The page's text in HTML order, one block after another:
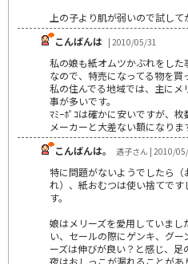
上の子より肌が弱いので試して
こんばんは | 2010/05/31
私の娘も紙オムツかぶれをした
なので、特売になってる物を買
私の住んでる地域では、主にメ
事が多いです。
ﾏﾐｰﾎﾟｺは確かに安いですが、
メーカーと大差ない額になりま
こんばんは。
透子さん | 2010/
特に問題がないようでしたら
れ）、紙おむつは使い捨てで
す。
娘はメリーズを愛用していま
い、セールの際にゲンキ、グ
ーズは伸びが良い？と感じ、足
夜はおしっこが漏れることが